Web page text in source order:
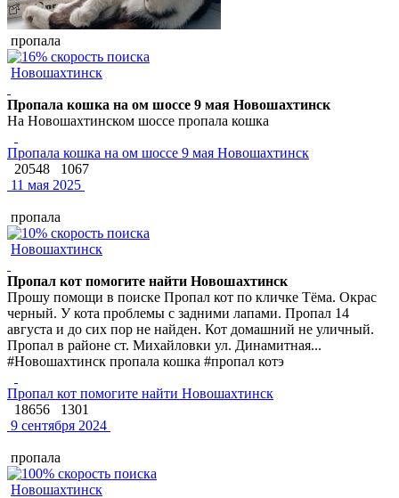
пропала
Новошахтинск
Пропала кошка на ом шоссе 9 мая Новошахтинск
На Новошахтинском шоссе пропала кошка
Пропала кошка на ом шоссе 9 мая Новошахтинск
20548
1067
11 мая 2025
пропала
Новошахтинск
Пропал кот помогите найти Новошахтинск
Прошу помощи в поиске Пропал кот по кличке Тёма. Окрас
черный. У кота проблемы с задними лапами. Пропал 14
августа и до сих пор не найден. Кот домашний не уличный.
Пропал в районе ст. Михайловки ул. Динамитная...
#Новошахтинск пропала кошка #пропал котэ
Пропал кот помогите найти Новошахтинск
18656
1301
9 сентября 2024
пропала
Новошахтинск